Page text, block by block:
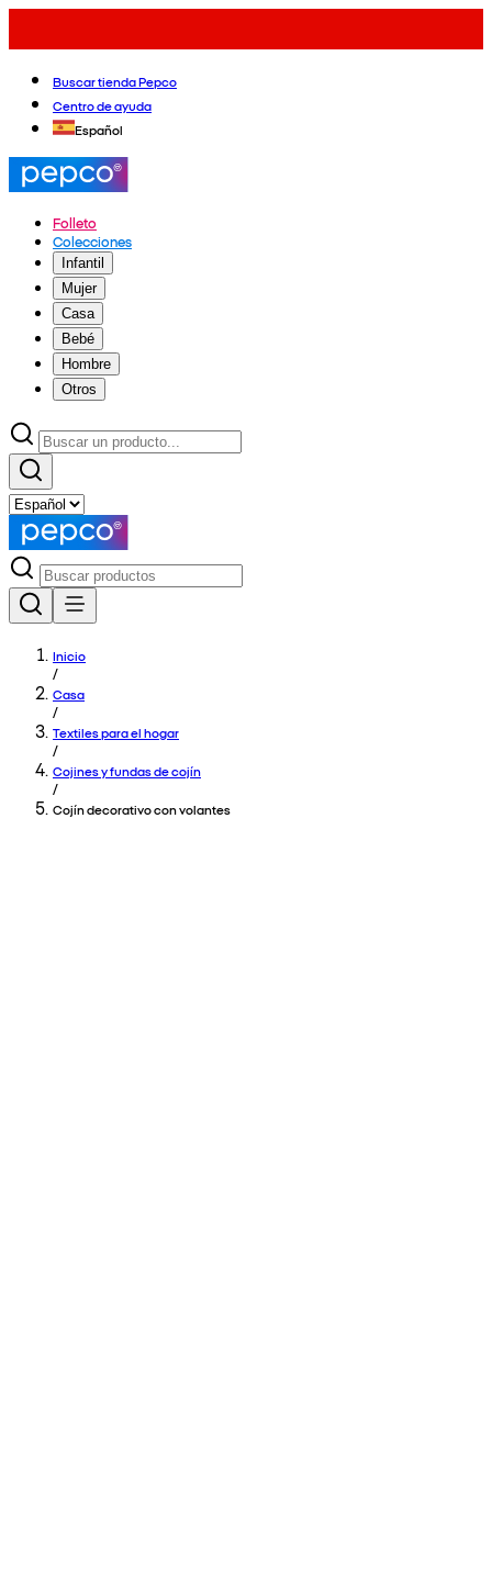
Buscar tienda Pepco
Centro de ayuda
Español
Folleto
Colecciones
Infantil
Mujer
Casa
Bebé
Hombre
Otros
Inicio
/
Casa
/
Textiles para el hogar
/
Cojines y fundas de cojín
/
Cojín decorativo con volantes